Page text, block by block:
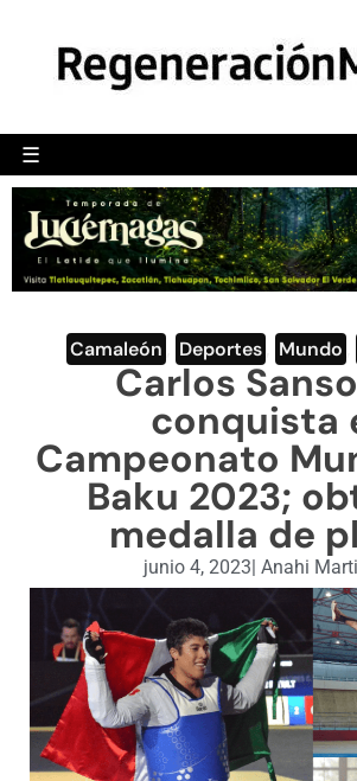
☰
POLÍTICA
CAMALEÓN
OPINIÓN
DEPORTES
ENGLISH SECTION
VIDEOS
Camaleón Deportes Mundo
Carlos
conquista
Campeonato
Baku 2023;
medalla de
junio 4, 2023| Anahi